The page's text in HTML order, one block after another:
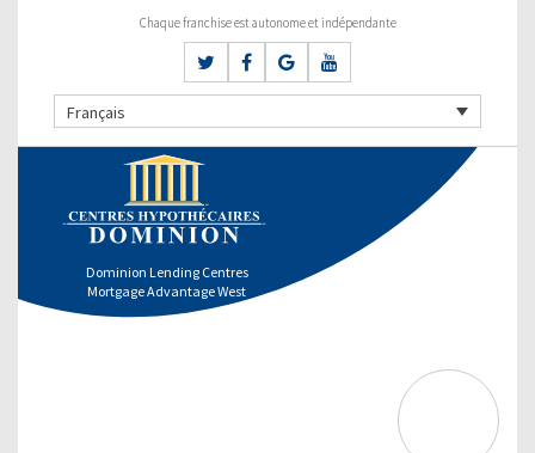
Chaque franchise est autonome et indépendante
Français
Dominion Lending Centres
Mortgage Advantage West